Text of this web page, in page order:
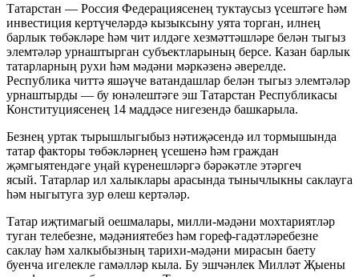
Татарстан — Россия Федерациясенең туктаусыз үсештәге һәм
инвестиция кертүчеләрдә кызыксыну уята торган, илнең
барлык төбәкләре һәм чит илдәге хезмәттәшләре белән тыгыз
элемтәләр урнаштырган субъектларының берсе. Казан барлык
татарларның рухи һәм мәдәни мәркәзенә әверелде.
Республика читтә яшәүче ватандашлар белән тыгыз элемтәләр
урнаштырды — бу юнәлештәге эш Татарстан Республикасы
Конституциясенең 14 маддәсе нигезендә башкарыла.
Безнең уртак тырышлыгыбыз нәтиҗәсендә ил тормышында
татар факторы төбәкләрнең үсешенә һәм граждан
җәмгыятендәге уңай күренешләргә бәрәкәтле этәргеч
ясый. Татарлар ил халыклары арасында тынычлыкны саклауга
һәм ныгытуга зур өлеш кертәләр.
Татар иҗтимагый оешмалары, милли-мәдәни мохтариятләр
туган телебезне, мәдәниятебез һәм гореф-гадәтләребезне
саклау һәм халкыбызның тарихи-мәдәни мирасын баету
буенча игелекле гамәлләр кыла. Бу эшчәнлек Милләт Җыены